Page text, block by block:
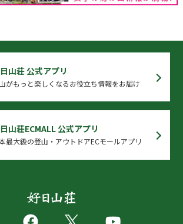
山荘 公式アプリ
がもっと楽しくなるお役立ち情報をお届け
山荘ECMALL 公式アプリ
最大級の登山・アウトドアECモールアプリ